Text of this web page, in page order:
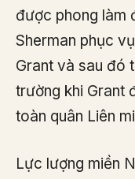
được phong làm
Sherman phục
Grant và sau đó
trường khi Grant
toàn quân Liên
Lực lượng miền